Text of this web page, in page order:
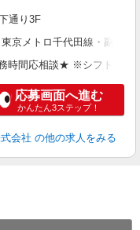
通り3F
京メトロ千代田線・副都
時間応相談★ ※シフト制
応募画面へ進む
かんたん3ステップ！
会社 の他の求人をみる